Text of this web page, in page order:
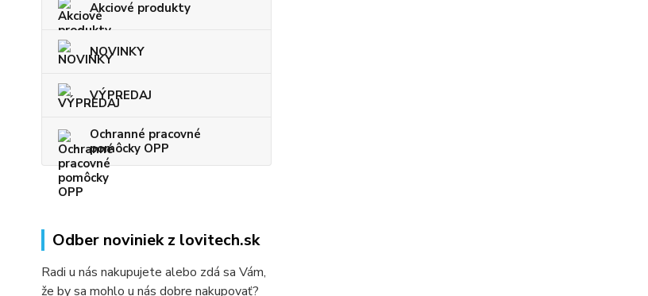
Akciové produkty
NOVINKY
VÝPREDAJ
Ochranné pracovné
pomôcky OPP
Odber noviniek z lovitech.sk
Radi u nás nakupujete alebo zdá sa Vám,
že by sa mohlo u nás dobre nakupovať?